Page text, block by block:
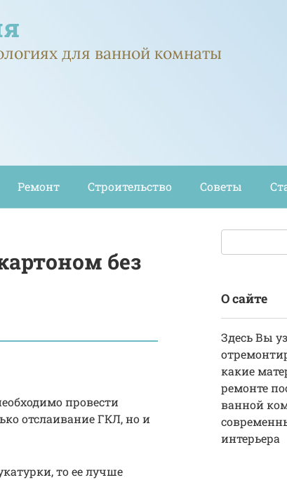
для ванной комнаты
Ремонт Строительство Советы
без
провести
отслаивание ГКЛ, но и
то ее лучше
О сайте
Здесь Вы
какие
ремонте
ванной
интерьера